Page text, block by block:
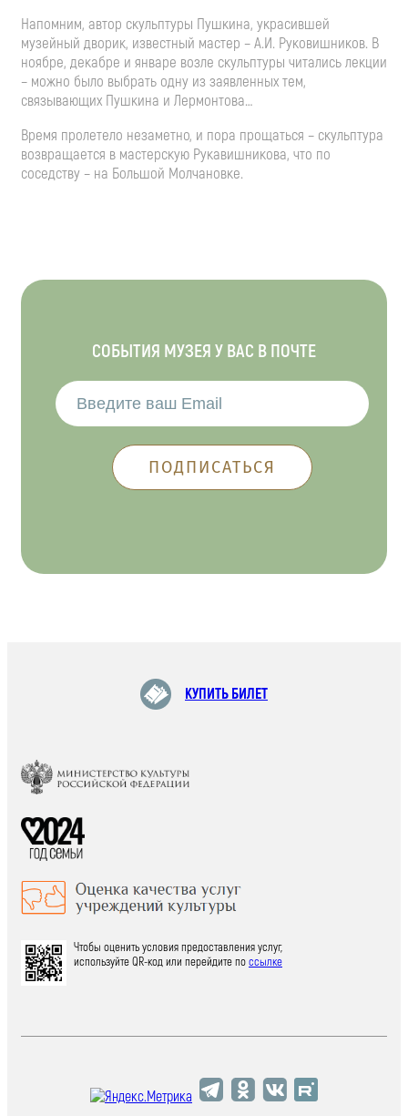
Напомним, автор скульптуры Пушкина, украсившей
музейный дворик, известный мастер – А.И. Руковишников. В
ноябре, декабре и январе возле скульптуры читались лекции
– можно было выбрать одну из заявленных тем,
связывающих Пушкина и Лермонтова…
Время пролетело незаметно, и пора прощаться – скульптура
возвращается в мастерскую Рукавишникова, что по
соседству – на Большой Молчановке.
СОБЫТИЯ МУЗЕЯ У ВАС В ПОЧТЕ
КУПИТЬ БИЛЕТ
Чтобы оценить условия предоставления услуг,
используйте QR-код или перейдите поссылке